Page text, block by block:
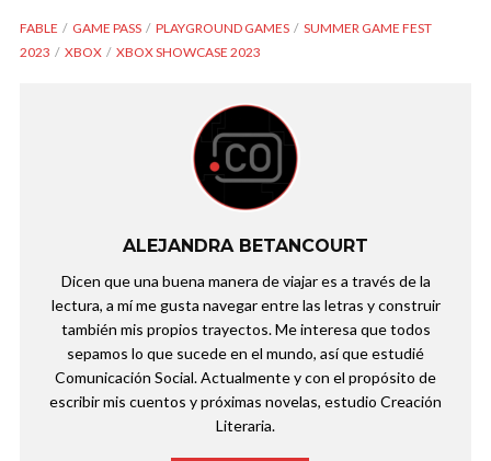
FABLE GAME PASS PLAYGROUND GAMES
SUMMER GAME FEST
2023
XBOX XBOX SHOWCASE 2023
ALEJANDRA BETANCOURT
Dicen que una buena manera de viajar es a través de la
lectura, a mí me gusta navegar entre las letras y construir
también mis propios trayectos. Me interesa que todos
sepamos lo que sucede en el mundo, así que estudié
Comunicación Social. Actualmente y con el propósito de
escribir mis cuentos y próximas novelas, estudio Creación
Literaria.